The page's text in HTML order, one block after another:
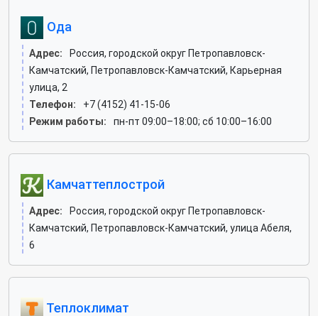
Ода
Адрес:
Россия, городской округ Петропавловск-
Камчатский, Петропавловск-Камчатский, Карьерная
улица, 2
Телефон:
+7 (4152) 41-15-06
Режим работы:
пн-пт 09:00–18:00; сб 10:00–16:00
Камчаттеплострой
Адрес:
Россия, городской округ Петропавловск-
Камчатский, Петропавловск-Камчатский, улица Абеля,
6
Теплоклимат